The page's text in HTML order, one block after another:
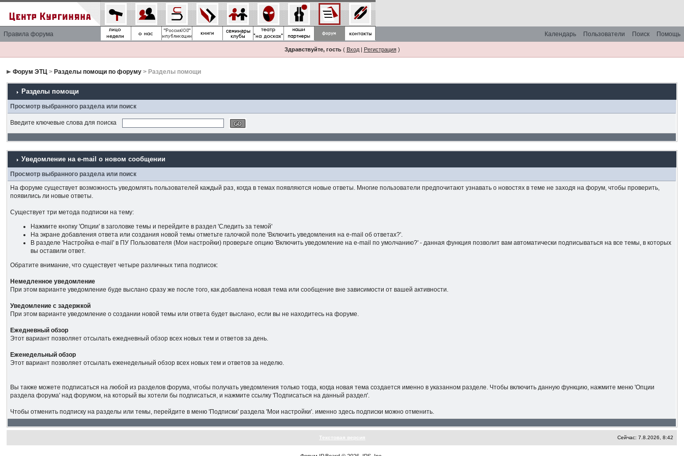
Правила форума Помощь
Поиск
Пользователи
Календарь
Здравствуйте, гость( Вход| Регистрация)
Форум ЭТЦ > Разделы помощи по форуму > Разделы помощи
Разделы помощи
Просмотр выбранного раздела или поиск
Введите ключевые слова для поиска
Уведомление на е-mail о новом сообщении
Просмотр выбранного раздела или поиск
На форуме существует возможность уведомлять пользователей каждый раз, когда в темах появляются новые ответы. Многие пользователи предпочитают узнавать о новостях в теме не заходя на форум, чтобы проверить,
появились ли новые ответы.
Существует три метода подписки на тему:
Нажмите кнопку 'Опции' в заголовке темы и перейдите в раздел 'Следить за темой'
На экране добавления ответа или создания новой темы отметьте галочкой поле 'Включить уведомления на е-mail об ответах?'.
В разделе 'Настройка е-mail' в ПУ Пользователя (Мои настройки) проверьте опцию 'Включить уведомление на е-mail по умолчанию?' - данная функция позволит вам автоматически подписываться на все темы, в которых
вы оставили ответ.
Обратите внимание, что существует четыре различных типа подписок:
Немедленное уведомление
При этом варианте уведомление буде выслано сразу же после того, как добавлена новая тема или сообщение вне зависимости от вашей активности.
Уведомление с задержкой
При этом варианте уведомление о создании новой темы или ответа будет выслано, если вы не находитесь на форуме.
Ежедневный обзор
Этот вариант позволяет отсылать ежедневный обзор всех новых тем и ответов за день.
Еженедельный обзор
Этот вариант позволяет отсылать еженедельный обзор всех новых тем и ответов за неделю.
Вы также можете подписаться на любой из разделов форума, чтобы получать уведомления только тогда, когда новая тема создается именно в указанном разделе. Чтобы включить данную функцию, нажмите меню 'Опции
раздела форума' над форумом, на который вы хотели бы подписаться, и нажмите ссылку 'Подписаться на данный раздел'.
Чтобы отменить подписку на разделы или темы, перейдите в меню 'Подписки' раздела 'Мои настройки'. именно здесь подписки можно отменить.
Текстовая версия Сейчас: 7.8.2026, 8:42